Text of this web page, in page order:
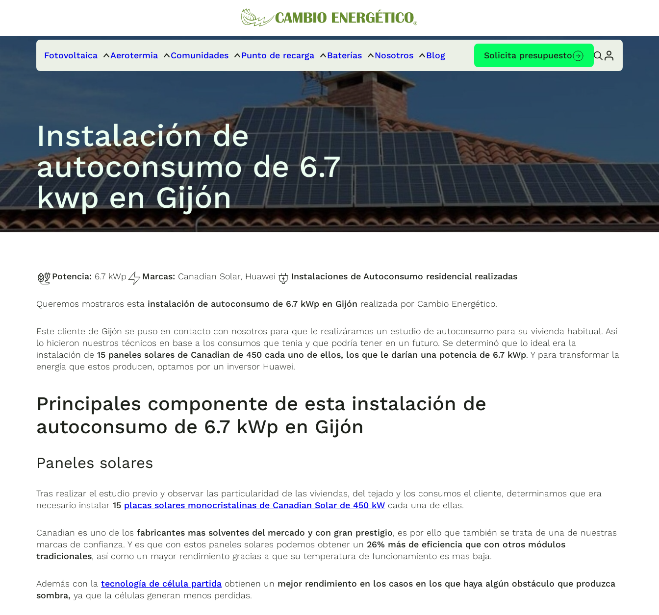
Fotovoltaica Aerotermia Comunidades Punto de recarga Baterías Nosotros Blog Solicita presupuesto
Instalación de
autoconsumo de 6.7
kwp en Gijón
Potencia: 6.7 kWp Marcas: Canadian Solar, Huawei Instalaciones de Autoconsumo residencial realizadas
Queremos mostraros esta instalación de autoconsumo de 6.7 kWp en Gijón realizada por Cambio Energético.
Este cliente de Gijón se puso en contacto con nosotros para que le realizáramos un estudio de autoconsumo para su vivienda habitual. Así
lo hicieron nuestros técnicos en base a los consumos que tenia y que podría tener en un futuro. Se determinó que lo ideal era la
instalación de15 paneles solares de Canadian de 450 cada uno de ellos, los que le darían una potencia de 6.7 kWp. Y para transformar la
energía que estos producen, optamos por un inversor Huawei.
Principales componente de esta instalación de
autoconsumo de 6.7 kWp en Gijón
Paneles solares
Tras realizar el estudio previo y observar las particularidad de las viviendas, del tejado y los consumos el cliente, determinamos que era
necesario instalar15 placas solares monocristalinas de Canadian Solar de 450 kW cada una de ellas.
Canadian es uno de losfabricantes mas solventes del mercado y con gran prestigio, es por ello que también se trata de una de nuestras
marcas de confianza. Y es que con estos paneles solares podemos obtener un 26% más de eficiencia que con otros módulos
tradicionales, así como un mayor rendimiento gracias a que su temperatura de funcionamiento es mas baja.
Además con latecnología de célula partida obtienen un mejor rendimiento en los casos en los que haya algún obstáculo que produzca
sombra, ya que la células generan menos perdidas.